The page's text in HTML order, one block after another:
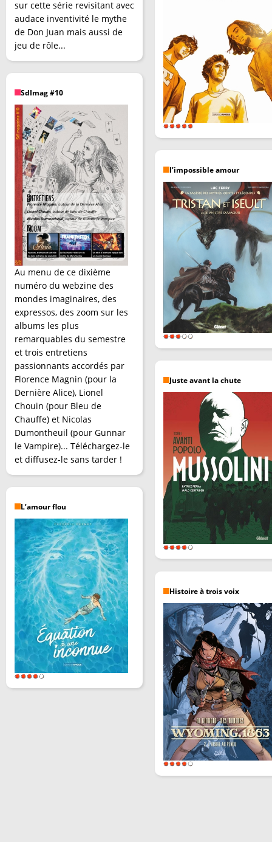
sur cette série revisitant avec
audace inventivité le mythe
de Don Juan mais aussi de
jeu de rôle...
SdImag #10
Au menu de ce dixième
numéro du webzine des
mondes imaginaires, des
expressos, des zoom sur les
albums les plus
remarquables du semestre
et trois entretiens
passionnants accordés par
Florence Magnin (pour la
Dernière Alice), Lionel
Chouin (pour Bleu de
Chauffe) et Nicolas
Dumontheuil (pour Gunnar
le Vampire)... Téléchargez-le
et diffusez-le sans tarder !
L’amour flou
l’impossible amour
Juste avant la chute
Histoire à trois voix